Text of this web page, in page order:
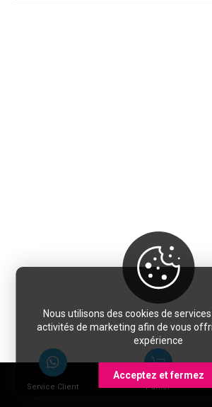
Service Client Panier
Nous utilisons des cookies de
activités de marketing afin de vous
expérience
Acceptez et fermez